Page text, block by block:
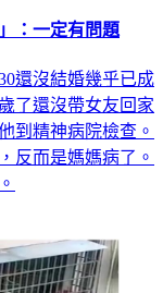
：一定有問題
還沒結婚幾乎已成
了還沒帶女友回家
到精神病院檢查。
反而是媽媽病了。